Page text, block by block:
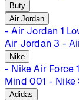
Buty
Air Jordan
- Air Jordan 1
Air Jordan 3 -
Nike
- Nike Air Force 1
Mind 001 - Nike
Adidas